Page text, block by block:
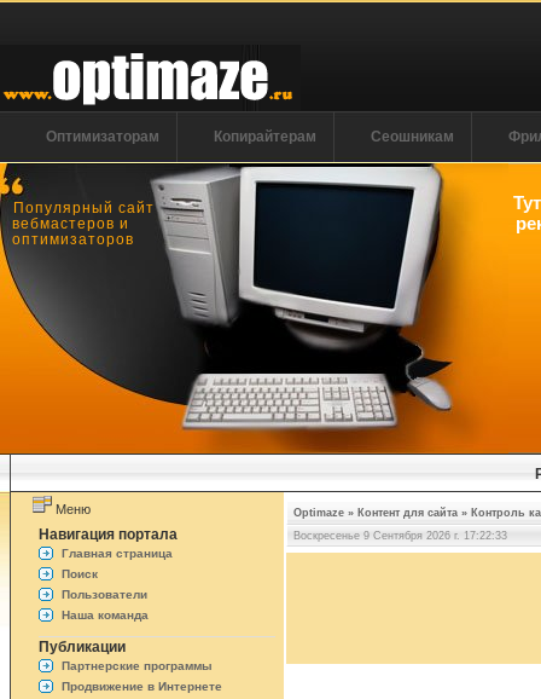
Оптимизаторам Копирайтерам Сеошникам
Популярный сайт
вебмастеров и
оптимизаторов
Меню
Навигация портала
Главная страница
Поиск
Пользователи
Наша команда
Публикации
Партнерские программы
Продвижение в Интернете
Optimaze » Контент для сайта » Контроль
Воскресенье 9 Сентября 2026 г. 17:22:33